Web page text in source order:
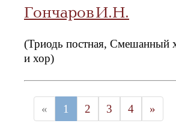
Гончаров И.Н.
(Триодь постная, Смешанный
и хор)
« 1 2 3 4 »